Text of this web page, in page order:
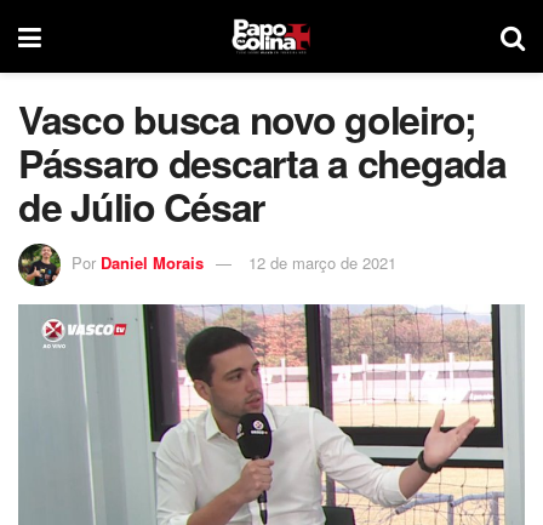
Vasco busca novo goleiro;
Pássaro descarta a chegada
de Júlio César
Por Daniel Morais 12 de março de 2021